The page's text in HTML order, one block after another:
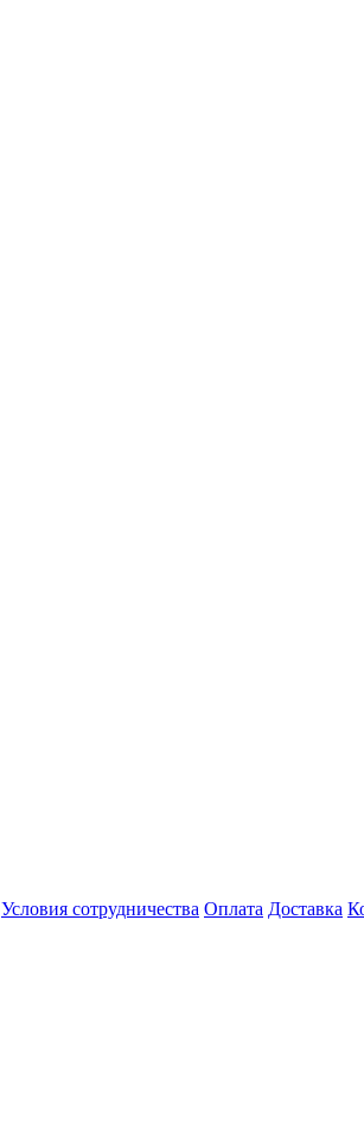
Условия сотрудничества Оплата Доставка